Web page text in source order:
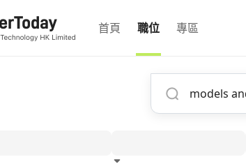
首頁 職位 專區